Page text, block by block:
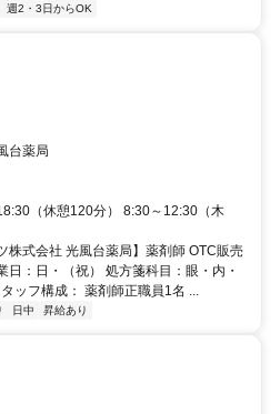
週2・3日からOK
台薬局
（休憩120分） 8:30～12:30（木
株式会社 光風台薬局】薬剤師 OTC販売
日：日・（祝） 処方箋科目：眼・内・
ッフ構成： 薬剤師正職員1名 ...
日中 昇給あり